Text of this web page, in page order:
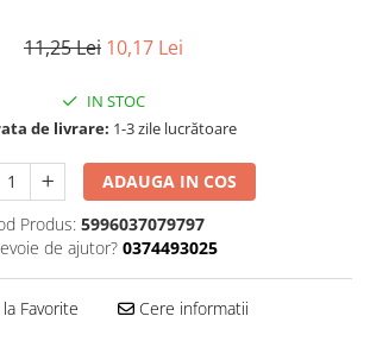
rugina si
tenului
par, conditioner
de par
11,25 Lei 10,17 Lei
IN STOC
de livrare: 1-3 zile lucrătoare
ADAUGA IN COS
Produs: 5996037079797
de ajutor? 0374493025
Favorite Cere informatii